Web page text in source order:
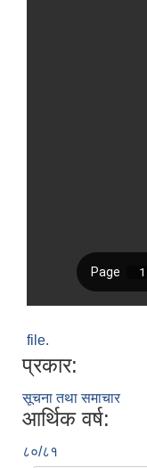
file.
प्रकार:
सूचना तथा समाचार
आर्थिक वर्ष:
८०/८१